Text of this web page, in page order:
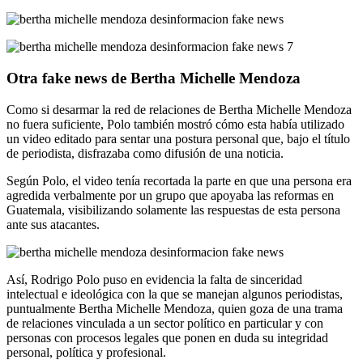
Otra fake news de Bertha Michelle Mendoza
Como si desarmar la red de relaciones de Bertha Michelle Mendoza
no fuera suficiente, Polo también mostró cómo esta había utilizado
un video editado para sentar una postura personal que, bajo el título
de periodista, disfrazaba como difusión de una noticia.
Según Polo, el video tenía recortada la parte en que una persona era
agredida verbalmente por un grupo que apoyaba las reformas en
Guatemala, visibilizando solamente las respuestas de esta persona
ante sus atacantes.
Así, Rodrigo Polo puso en evidencia la falta de sinceridad
intelectual e ideológica con la que se manejan algunos periodistas,
puntualmente Bertha Michelle Mendoza, quien goza de una trama
de relaciones vinculada a un sector político en particular y con
personas con procesos legales que ponen en duda su integridad
personal, política y profesional.